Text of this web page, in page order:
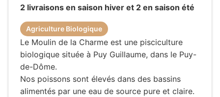
2 livraisons en saison hiver et 2 en saison été
Agriculture Biologique
Le Moulin de la Charme est une pisciculture
biologique située à Puy Guillaume, dans le Puy-
de-Dôme.
Nos poissons sont élevés dans des bassins
alimentés par une eau de source pure et claire.